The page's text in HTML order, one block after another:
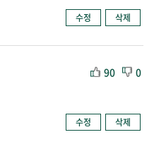
수정 삭제
90
0
수정 삭제